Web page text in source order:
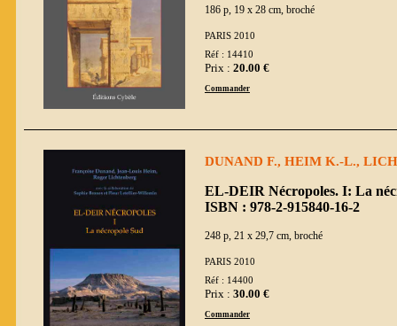
186 p, 19 x 28 cm, broché
PARIS 2010
Réf : 14410
Prix : 20.00 €
Commander
DUNAND F., HEIM K.-L.,
EL-DEIR Nécropoles. I: La
ISBN : 978-2-915840-16-2
248 p, 21 x 29,7 cm, broché
PARIS 2010
Réf : 14400
Prix : 30.00 €
Commander